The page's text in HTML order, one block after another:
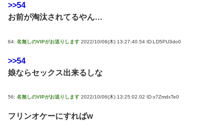
>>54
お前が淘汰されてるやん…
64: 名無しのVIPがお送りします 2022/10/06(木) 13:27:40.54 ID:LD5PU3do0
>>54
娘ならセックス出来るしな
56: 名無しのVIPがお送りします 2022/10/06(木) 13:25:02.02 ID:x7ZmdxTe0
フリンオケーにすればw